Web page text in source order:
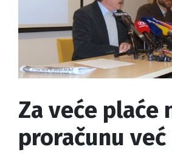
Za veće plaće
proračunu